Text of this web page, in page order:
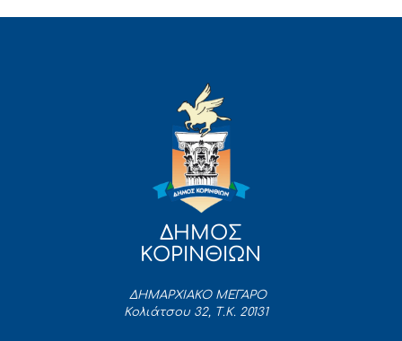
ΔΗΜΟΣ
ΚΟΡΙΝΘΙΩΝ
ΔΗΜΑΡΧΙΑΚΟ ΜΕΓΑΡΟ
Κολιάτσου 32, Τ.Κ. 20131